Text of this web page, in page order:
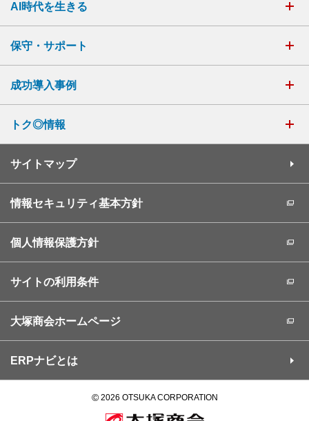
AI時代を生きる
保守・サポート
成功導入事例
トク◎情報
サイトマップ
情報セキュリティ基本方針
個人情報保護方針
サイトの利用条件
大塚商会ホームページ
ERPナビとは
©2026 OTSUKA CORPORATION